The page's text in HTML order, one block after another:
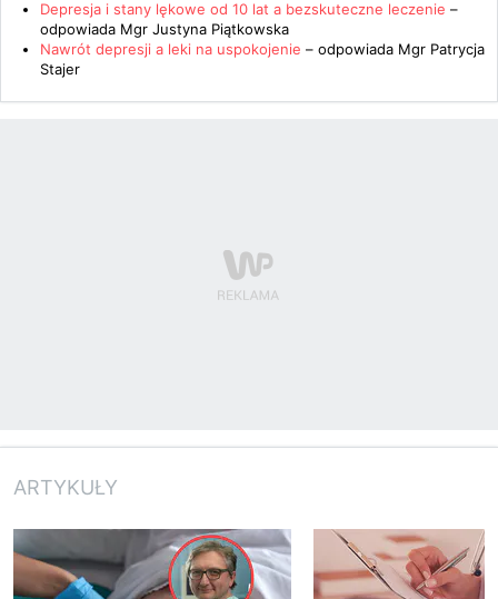
Depresja i stany lękowe od 10 lat a bezskuteczne leczenie –
odpowiada Mgr Justyna Piątkowska
Nawrót depresji a leki na uspokojenie – odpowiada Mgr Patrycja
Stajer
ARTYKUŁY